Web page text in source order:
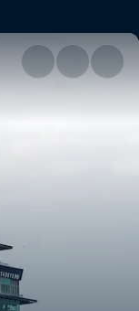
後花絮 |